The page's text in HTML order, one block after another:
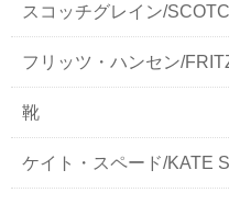
スコッチグレイン/
フリッツ・ハンセン/
靴
ケイト・スペード/KATE